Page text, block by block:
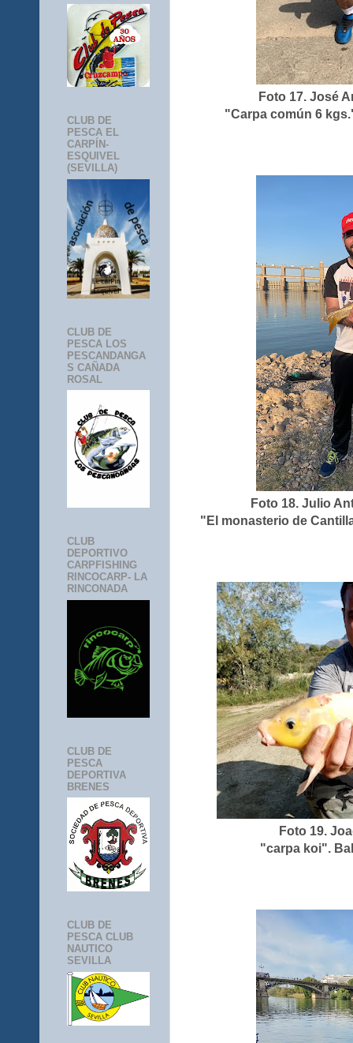
Foto 17. José
"Carpa común 6
Foto 18. Julio
"El monasterio de
Foto 19.
"carpa koi".
CLUB DE
PESCA EL
CARPÍN-
ESQUIVEL
(SEVILLA)
CLUB DE
PESCA LOS
PESCANDANGA
S CAÑADA
ROSAL
CLUB
DEPORTIVO
CARPFISHING
RINCOCARP- LA
RINCONADA
CLUB DE
PESCA
DEPORTIVA
BRENES
CLUB DE
PESCA CLUB
NAUTICO
SEVILLA